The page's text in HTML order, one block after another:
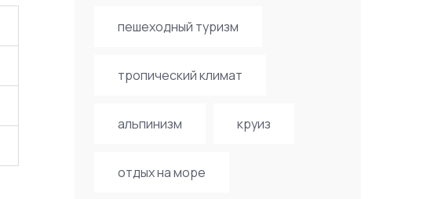
пешеходный туризм
тропический климат
альпинизм круиз
отдых на море